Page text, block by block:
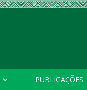
PUBLICAÇÕES